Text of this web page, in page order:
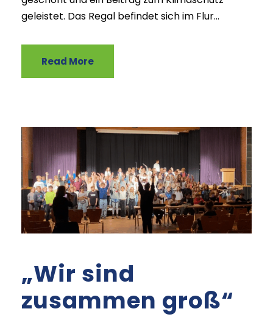
geleistet. Das Regal befindet sich im Flur...
Read More
„Wir sind
zusammen groß“